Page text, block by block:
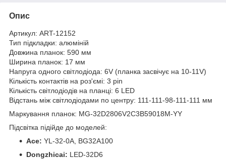
Опис
Артикул: ART-12152
Тип підкладки: алюміній
Довжина планок: 590 мм
Ширина планок: 17 мм
Напруга одного світлодіода: 6V (планка засвічує на 10-11V)
Кількість контактів на роз'ємі: 3 pin
Кількість світлодіодів на планці: 6 LED
Відстань між світлодіодами по центру: 111-111-98-111-111 мм
Маркування планок: MG-32D2806V2C3B59018M-YY
Підсвітка підійде до моделей:
Ace: YL-32-0A, BG32A100
Dongzhicai: LED-32D6